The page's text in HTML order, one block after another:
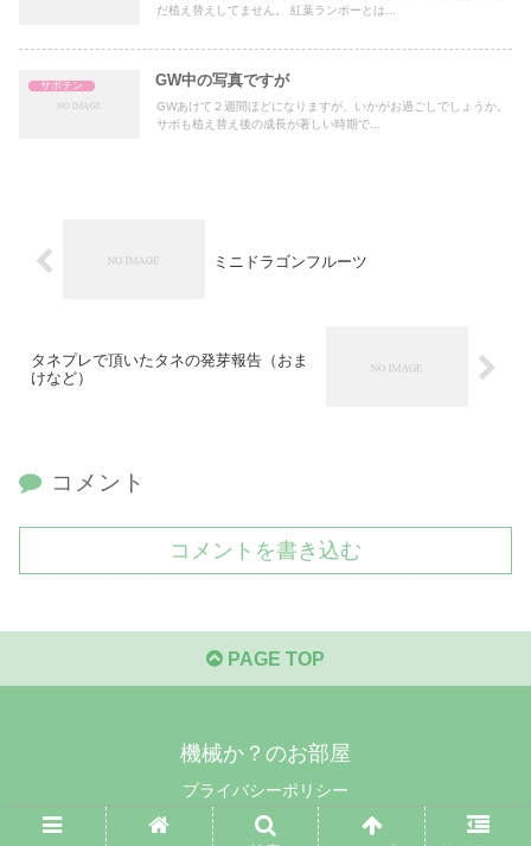
だ植え替えしてません。 紅葉ランポーとは...
サボテン GW中の写真ですが
GWあけて２週間ほどになりますが、いかがお過ごしでしょうか。
サボも植え替え後の成長が著しい時期で...
ミニドラゴンフルーツ
タネプレで頂いたタネの発芽報告（おま
けなど）
コメント
コメントを書き込む
PAGE TOP
機械か？のお部屋
プライバシーポリシー
© 2021 機械か？のお部屋.